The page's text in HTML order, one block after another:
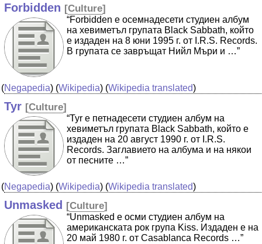
Forbidden [Culture]
“Forbidden е осемнадесети студиен албум
на хевиметъл групата Black Sabbath, който
е издаден на 8 юни 1995 г. от I.R.S. Records.
В групата се завръщат Нийл Мъри и …”
(Negapedia) (Wikipedia) (Wikipedia translated)
Tyr [Culture]
“Tyr е петнадесети студиен албум на
хевиметъл групата Black Sabbath, който е
издаден на 20 август 1990 г. от I.R.S.
Records. Заглавието на албума и на някои
от песните …”
(Negapedia) (Wikipedia) (Wikipedia translated)
Unmasked [Culture]
“Unmasked е осми студиен албум на
американската рок група Kiss. Издаден е на
20 май 1980 г. от Casablanca Records …”